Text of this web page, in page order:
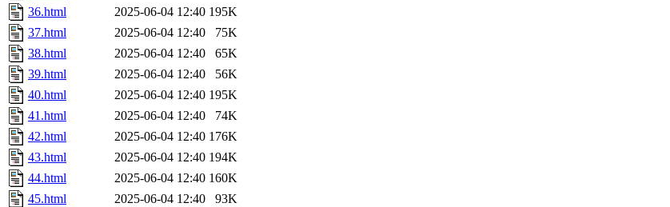
36.html
2025-06-04 12:40 195K
37.html
2025-06-04 12:40
75K
38.html
2025-06-04 12:40
65K
39.html
2025-06-04 12:40
56K
40.html
2025-06-04 12:40 195K
41.html
2025-06-04 12:40
74K
42.html
2025-06-04 12:40 176K
43.html
2025-06-04 12:40 194K
44.html
2025-06-04 12:40 160K
45.html
2025-06-04 12:40
93K